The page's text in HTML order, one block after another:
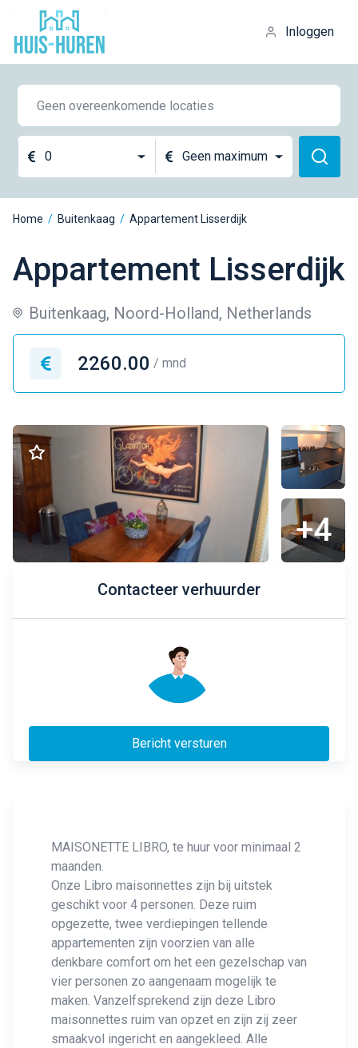
Inloggen
0 Geen maximum
Home / Buitenkaag / Appartement Lisserdijk
Appartement Lisserdijk
Buitenkaag, Noord-Holland, Netherlands
2260.00 / mnd
+4
Contacteer verhuurder
Bericht versturen
MAISONETTE LIBRO, te huur voor minimaal 2
maanden.
Onze Libro maisonnettes zijn bij uitstek
geschikt voor 4 personen. Deze ruim
opgezette, twee verdiepingen tellende
appartementen zijn voorzien van alle
denkbare comfort om het een gezelschap van
vier personen zo aangenaam mogelijk te
maken. Vanzelfsprekend zijn deze Libro
maisonnettes ruim van opzet en zijn zij zeer
smaakvol ingericht en aangekleed. Alle